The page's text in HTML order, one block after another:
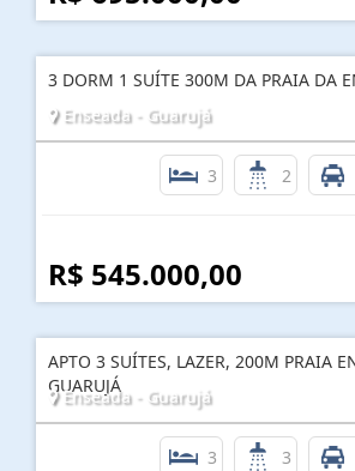
3 DORM 1 SUÍTE 300M DA PRAIA DA
Enseada - Guarujá
3 2
R$ 545.000,00
APTO 3 SUÍTES, LAZER, 200M PRAIA
GUARUJÁ
Enseada - Guarujá
3 3